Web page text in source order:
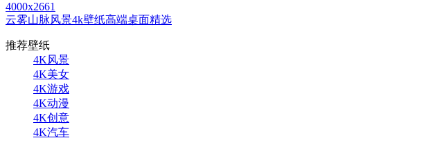
4000x2661
云雾山脉风景4k壁纸高端桌面精选
推荐壁纸
4K风景
4K美女
4K游戏
4K动漫
4K创意
4K汽车